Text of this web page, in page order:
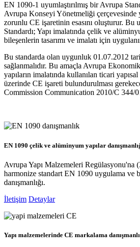
EN 1090-1 uyumlaştırılmış bir Avrupa
Avrupa Konseyi Yönetmeliği çerçevesinde
zorunlu CE işaretinin esasını oluşturur. Bu
Standardı; Yapı imalatında çelik ve
bileşenlerin tasarımı ve imalatı için
Bu standarda olan uygunluk 01.07.2012
sağlanmalıdır. Bu amaçla Avrupa
yapıların imalatında kullanılan ticari
üzerinde CE işareti bulundurulması
Commission Communication 2010/C 344/
EN 1090 çelik ve alüminyum yapılar
Avrupa Yapı Malzemeleri Regülasyonu'na
harmonize standart EN 1090 uygulama ve
danışmanlığı.
İletişim Detaylar
Yapı malzemelerinde CE markalama